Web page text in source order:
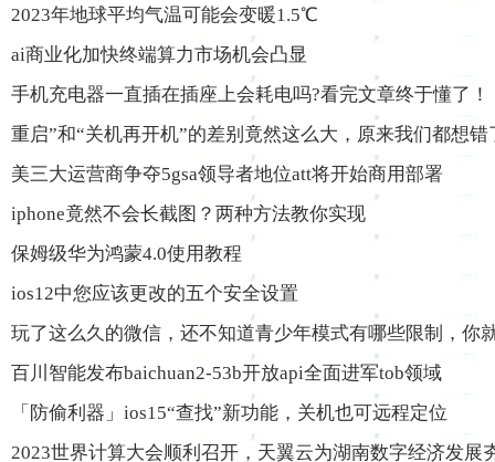
2023年地球平均气温可能会变暖1.5℃
ai商业化加快终端算力市场机会凸显
手机充电器一直插在插座上会耗电吗?看完文章终于懂了！
重启”和“关机再开机”的差别竟然这么大，原来我们都想错
美三大运营商争夺5gsa领导者地位att将开始商用部署
iphone竟然不会长截图？两种方法教你实现
保姆级华为鸿蒙4.0使用教程
ios12中您应该更改的五个安全设置
玩了这么久的微信，还不知道青少年模式有哪些限制，你
百川智能发布baichuan2-53b开放api全面进军tob领域
「防偷利器」ios15“查找”新功能，关机也可远程定位
2023世界计算大会顺利召开，天翼云为湖南数字经济发展